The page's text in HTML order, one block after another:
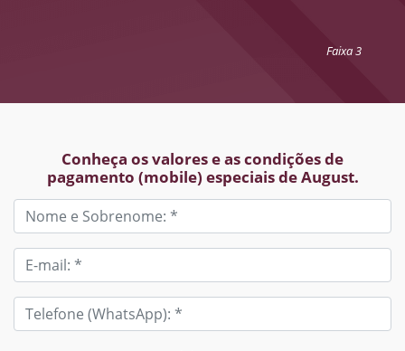
Faixa 3
Conheça os valores e as condições de
pagamento (mobile) especiais de August.